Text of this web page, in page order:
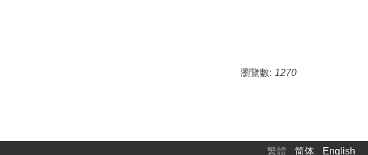
瀏覽數: 1270
繁體 简体 English